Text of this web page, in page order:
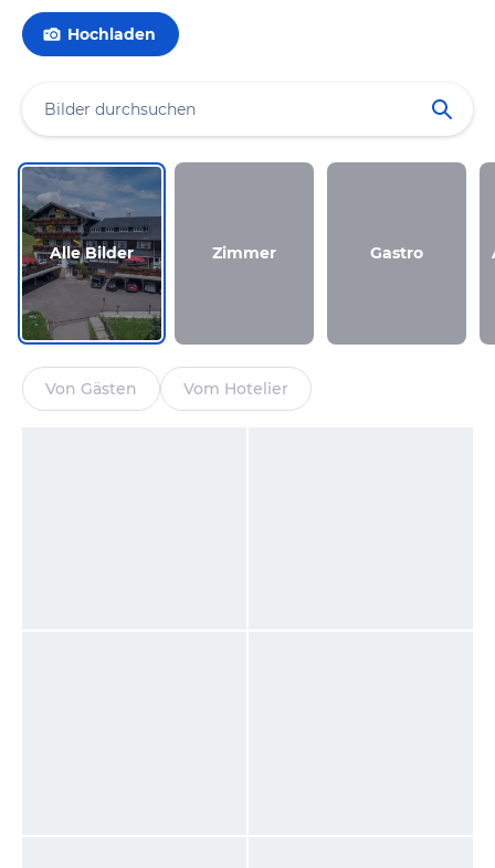
Hochladen
Alle Bilder Zimmer Gastro
Von Gästen Vom Hotelier